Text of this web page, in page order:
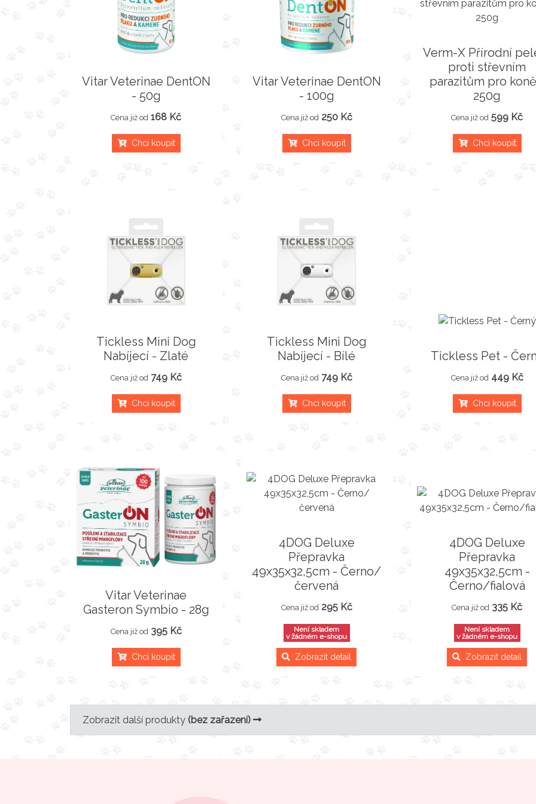
Vitar Veterinae DentON
- 50g
Cena již od 168 Kč
Chci koupit
Vitar Veterinae DentON
- 100g
Cena již od 250 Kč
Chci koupit
Verm-X Přírodní
proti střevním
parazitům pro
250g
Cena již od 599 Kč
Chci koupit
Tickless Mini Dog
Nabíjecí - Zlaté
Cena již od 749 Kč
Chci koupit
Tickless Mini Dog
Nabíjecí - Bílé
Cena již od 749 Kč
Chci koupit
Tickless Pet -
Cena již od 449 Kč
Chci koupit
Vitar Veterinae
Gasteron Symbio - 28g
Cena již od 395 Kč
Chci koupit
4DOG Deluxe
Přepravka
49x35x32,5cm - Černo/
červená
Cena již od 295 Kč
Není skladem
v žádném e-shopu
Zobrazit detail
4DOG Deluxe
Přepravka
49x35x32,5cm -
Černo/fialová
Cena již od 335 Kč
Není skladem
v žádném e-shopu
Zobrazit detail
Zobrazit další produkty (bez zařazení)